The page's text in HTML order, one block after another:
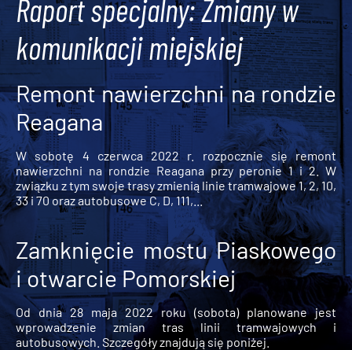
Raport specjalny: Zmiany w
komunikacji miejskiej
Remont nawierzchni na rondzie
Reagana
W sobotę 4 czerwca 2022 r. rozpocznie się remont
nawierzchni na rondzie Reagana przy peronie 1 i 2. W
związku z tym swoje trasy zmienią linie tramwajowe 1, 2, 10,
33 i 70 oraz autobusowe C, D, 111,...
Zamknięcie mostu Piaskowego
i otwarcie Pomorskiej
Od dnia 28 maja 2022 roku (sobota) planowane jest
wprowadzenie zmian tras linii tramwajowych i
autobusowych. Szczegóły znajdują się poniżej.